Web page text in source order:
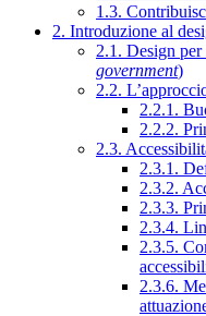
1.3.
2. Introduzione al
2.1. Design
government)
2.2.
2.2.1.
2.2.2.
2.3.
2.3.1.
2.3.2.
2.3.3.
2.3.4.
2.3.5.
2.3.6.